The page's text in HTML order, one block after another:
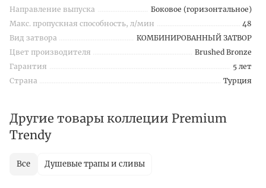
Направление выпуска
Боковое (горизонтальное)
Макс. пропускная способность, л/мин
48
Вид затвора
КОМБИНИРОВАННЫЙ ЗАТВОР
Цвет производителя
Brushed Bronze
Гарантия
5 лет
Страна
Турция
Другие товары коллеции Premium
Trendy
Все Душевые трапы и сливы